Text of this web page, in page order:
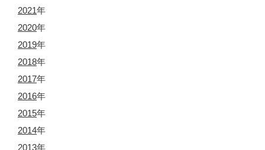
2021年
2020年
2019年
2018年
2017年
2016年
2015年
2014年
2013年